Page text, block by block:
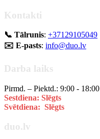
Kontakti
📞 Tālrunis: +37129105049
✉️ E-pasts: info@duo.lv
Darba laiks
Pirmd. – Piektd.: 9:00 - 18:00
Sestdiena: Slēgts
Svētdiena: Slēgts
duo.lv